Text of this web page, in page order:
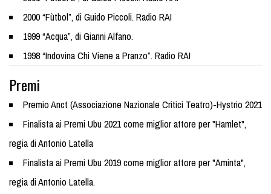
2000 “Fùtbol”, di Guido Piccoli. Radio RAI
1999 “Acqua”, di Gianni Alfano.
1998 “Indovina Chi Viene a Pranzo”. Radio RAI
Premi
Premio Anct (Associazione Nazionale Critici Teatro)-Hystrio 2021
Finalista ai Premi Ubu 2021 come miglior attore per "Hamlet",
regia di Antonio Latella
Finalista ai Premi Ubu 2019 come miglior attore per "Aminta",
regia di Antonio Latella.